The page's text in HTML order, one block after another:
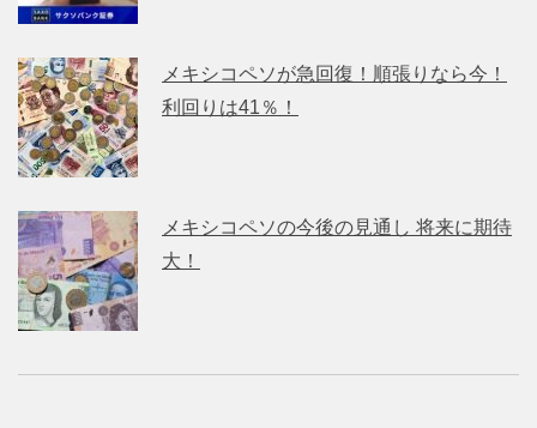
メキシコペソが急回復！順張りなら今！
利回りは41％！
メキシコペソの今後の見通し 将来に期待
大！